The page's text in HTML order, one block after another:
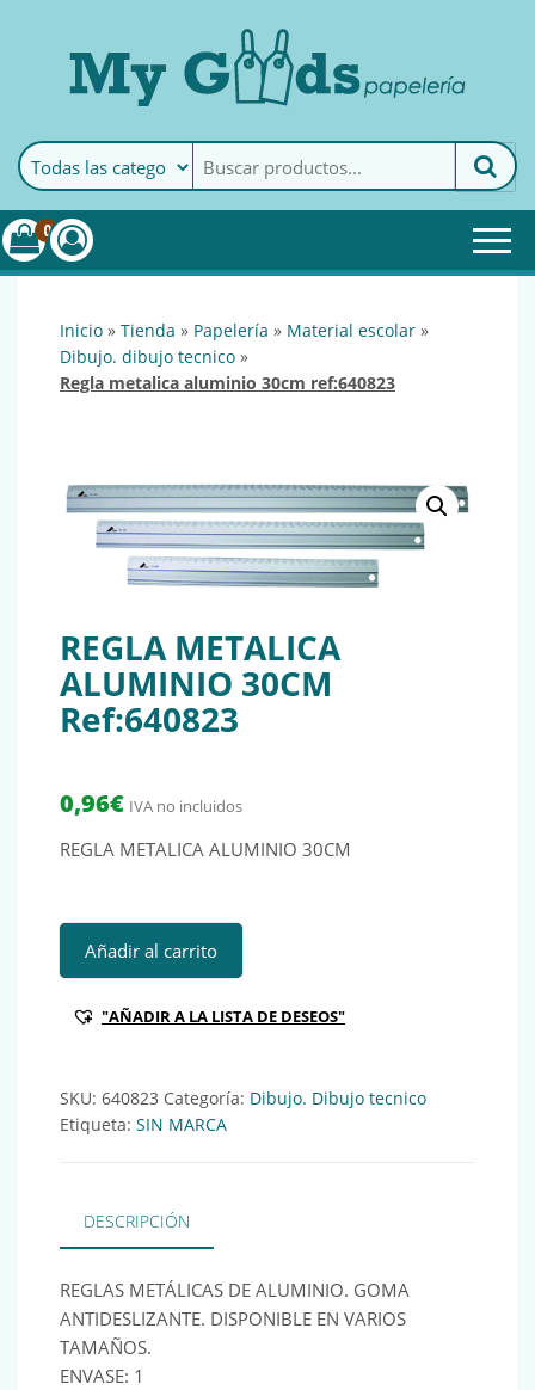
MyGoods · PapeleríaMy Goods es tu papelería
online de confianza. Podrás
encontrar todo lo necesario
0
inicio » tienda » papelería » material escolar »
dibujo. dibujo tecnico »
regla metalica aluminio 30cm ref:640823
REGLA METALICA
ALUMINIO 30CM
Ref:640823
0,96€ IVA no incluidos
REGLA METALICA ALUMINIO 30CM
Añadir al carrito
"AÑADIR A LA LISTA DE DESEOS"
SKU: 640823 Categoría: Dibujo. Dibujo tecnico
Etiqueta: SIN MARCA
DESCRIPCIÓN
REGLAS METÁLICAS DE ALUMINIO. GOMA
ANTIDESLIZANTE. DISPONIBLE EN VARIOS
TAMAÑOS.
ENVASE: 1